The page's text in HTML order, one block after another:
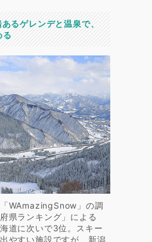
るゲレンデと温泉で、
る
WAmazingSnow」の調
県ランキング」による
道に次いで3位。スキー
やすい施設ですが、新潟